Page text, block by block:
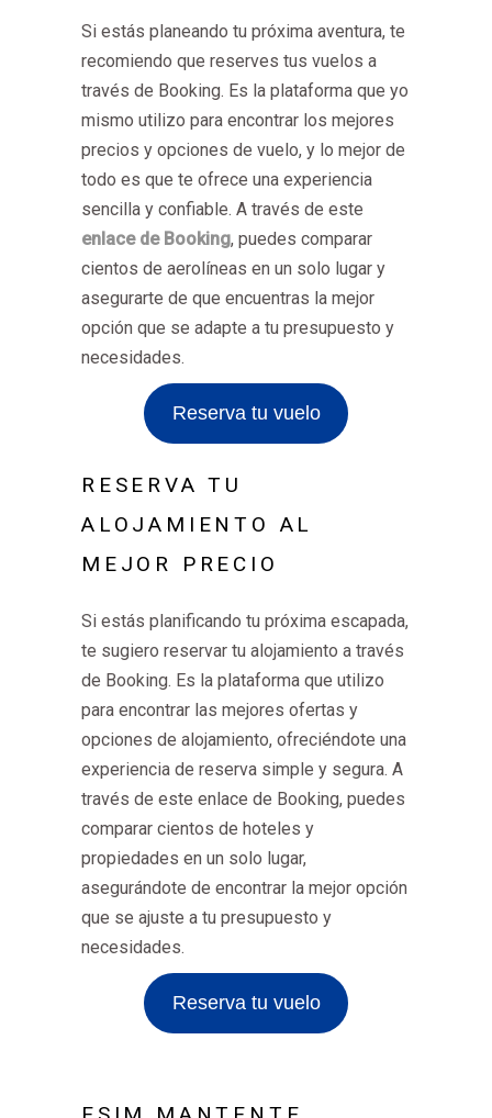
Si estás planeando tu próxima aventura, te
recomiendo que reserves tus vuelos a
través de Booking. Es la plataforma que yo
mismo utilizo para encontrar los mejores
precios y opciones de vuelo, y lo mejor de
todo es que te ofrece una experiencia
sencilla y confiable. A través de este
enlace de Booking, puedes comparar
cientos de aerolíneas en un solo lugar y
asegurarte de que encuentras la mejor
opción que se adapte a tu presupuesto y
necesidades.
Reserva tu vuelo
RESERVA TU
ALOJAMIENTO AL
MEJOR PRECIO
Si estás planificando tu próxima escapada,
te sugiero reservar tu alojamiento a través
de Booking. Es la plataforma que utilizo
para encontrar las mejores ofertas y
opciones de alojamiento, ofreciéndote una
experiencia de reserva simple y segura. A
través de este enlace de Booking, puedes
comparar cientos de hoteles y
propiedades en un solo lugar,
asegurándote de encontrar la mejor opción
que se ajuste a tu presupuesto y
necesidades.
Reserva tu vuelo